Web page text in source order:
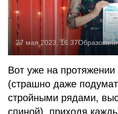
27 мая 2023, 16:37
Вот уже на протяжении
(страшно даже
стройными рядами,
спиной), приходя